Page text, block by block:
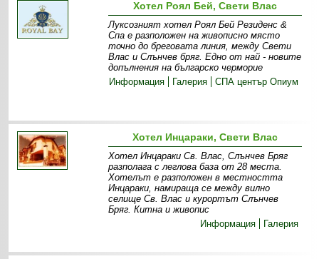
Хотел Роял Бей, Свети Влас
Луксозният хотел Роял Бей Резиденс &
Спа е разположен на живописно място
точно до бреговата линия, между Свети
Влас и Слънчев бряг. Едно от най - новите
допълнения на българско черморие
Информация
Галерия СПА център Опиум
Хотел Инцараки, Свети Влас
Хотел Инцараки Св. Влас, Слънчев Бряг
разполага с леглова база от 28 места.
Хотелът е разположен в местността
Инцараки, намираща се между вилно
селище Св. Влас и курортът Слънчев
Бряг. Китна и живопис
Информация
Галерия